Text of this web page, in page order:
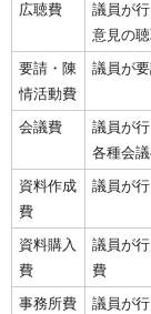
広聴費
議員が
意見の
要請・陳
情活動費
議員が
会議費
議員が
各種会
資料作成
費
議員が
資料購入
費
議員が
費
事務所費
議員が